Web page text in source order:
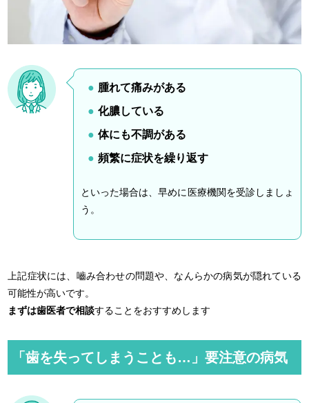
腫れて痛みがある
化膿している
体にも不調がある
頻繁に症状を繰り返す
といった場合は、早めに医療機関を受診しましょ
う。
上記症状には、嚙み合わせの問題や、なんらかの病気が隠れている
可能性が高いです。
まずは歯医者で相談することをおすすめします
「歯を失ってしまうことも…」要注意の病気